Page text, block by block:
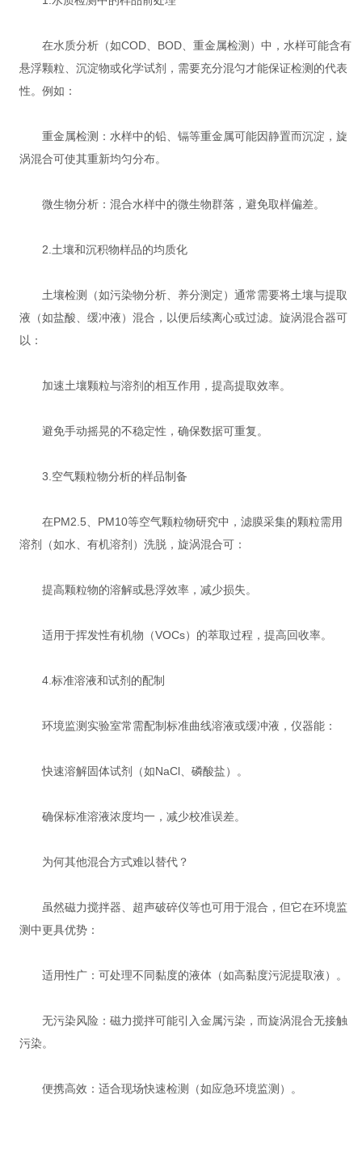
在水质分析（如COD、BOD、重金属检测）中，水样可能含有
悬浮颗粒、沉淀物或化学试剂，需要充分混匀才能保证检测的代表
性。例如：
重金属检测：水样中的铅、镉等重金属可能因静置而沉淀，旋
涡混合可使其重新均匀分布。
微生物分析：混合水样中的微生物群落，避免取样偏差。
2.土壤和沉积物样品的均质化
土壤检测（如污染物分析、养分测定）通常需要将土壤与提取
液（如盐酸、缓冲液）混合，以便后续离心或过滤。旋涡混合器可
以：
加速土壤颗粒与溶剂的相互作用，提高提取效率。
避免手动摇晃的不稳定性，确保数据可重复。
3.空气颗粒物分析的样品制备
在PM2.5、PM10等空气颗粒物研究中，滤膜采集的颗粒需用
溶剂（如水、有机溶剂）洗脱，旋涡混合可：
提高颗粒物的溶解或悬浮效率，减少损失。
适用于挥发性有机物（VOCs）的萃取过程，提高回收率。
4.标准溶液和试剂的配制
环境监测实验室常需配制标准曲线溶液或缓冲液，仪器能：
快速溶解固体试剂（如NaCl、磷酸盐）。
确保标准溶液浓度均一，减少校准误差。
为何其他混合方式难以替代？
虽然磁力搅拌器、超声破碎仪等也可用于混合，但它在环境监
测中更具优势：
适用性广：可处理不同黏度的液体（如高黏度污泥提取液）。
无污染风险：磁力搅拌可能引入金属污染，而旋涡混合无接触
污染。
便携高效：适合现场快速检测（如应急环境监测）。